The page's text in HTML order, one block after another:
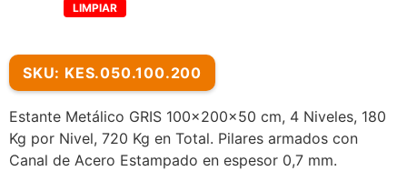
LIMPIAR
SKU: KES.050.100.200
Estante Metálico GRIS 100x200x50 cm, 4 Niveles, 180
Kg por Nivel, 720 Kg en Total. Pilares armados con
Canal de Acero Estampado en espesor 0,7 mm.